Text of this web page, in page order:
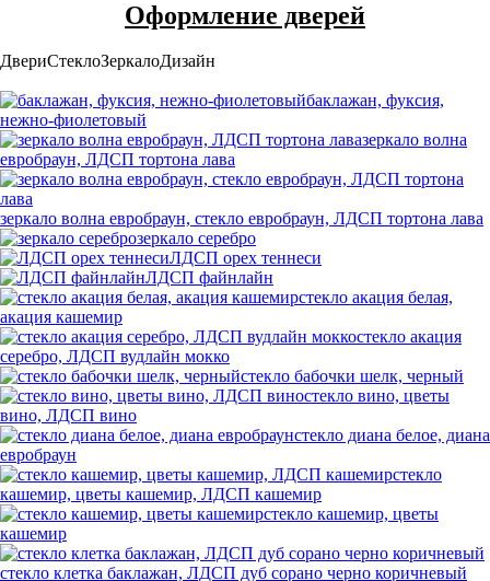
Оформление дверей
ДвериСтеклоЗеркалоДизайн
баклажан, фуксия,
нежно-фиолетовый
зеркало волна
евробраун, ЛДСП тортона лава
зеркало волна евробраун, стекло евробраун, ЛДСП тортона лава
зеркало серебро
ЛДСП орех теннеси
ЛДСП файнлайн
стекло акация белая,
акация кашемир
стекло акация
серебро, ЛДСП вудлайн мокко
стекло бабочки шелк, черный
стекло вино, цветы
вино, ЛДСП вино
стекло диана белое, диана
евробраун
стекло
кашемир, цветы кашемир, ЛДСП кашемир
стекло кашемир, цветы
кашемир
стекло клетка баклажан, ЛДСП дуб сорано черно коричневый